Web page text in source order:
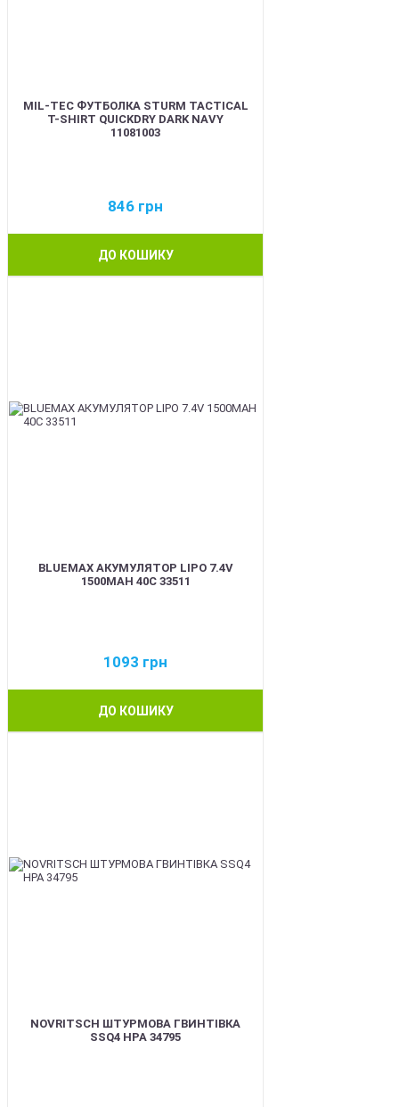
MIL-TEC ФУТБОЛКА STURM TACTICAL
T-SHIRT QUICKDRY DARK NAVY
11081003
846 грн
ДО КОШИКУ
BLUEMAX АКУМУЛЯТОР LIPO 7.4V
1500MAH 40C 33511
1093 грн
ДО КОШИКУ
NOVRITSCH ШТУРМОВА ГВИНТІВКА
SSQ4 HPA 34795